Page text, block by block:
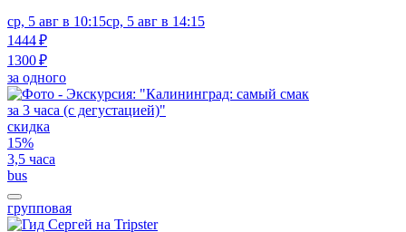
ср, 5 авг в 10:15ср, 5 авг в 14:15
1444 ₽
1300 ₽
за одного
скидка
15%
3,5 часа
bus
групповая